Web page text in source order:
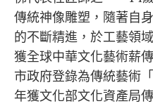
傳統神像雕塑，隨著自
的不斷精進，於工藝領
獲全球中華文化藝術薪
市政府登錄為傳統藝術
年獲文化部文化資產局